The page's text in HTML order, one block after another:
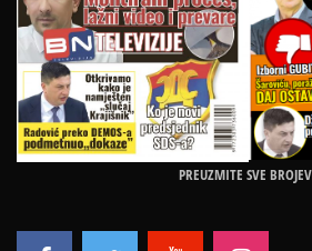
PREUZMITE SVE